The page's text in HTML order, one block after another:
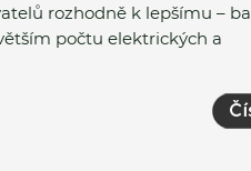
rozhodně k lepšímu –
počtu elektrických a